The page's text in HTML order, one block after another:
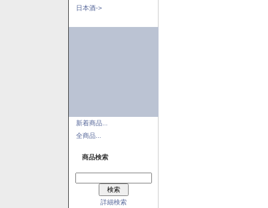
日本酒->
新着商品...
全商品...
商品検索
詳細検索